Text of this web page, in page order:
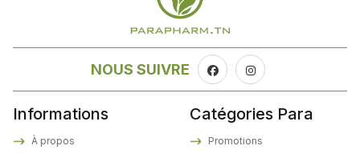
NOUS SUIVRE
Informations
À propos
Catégories Para
Promotions